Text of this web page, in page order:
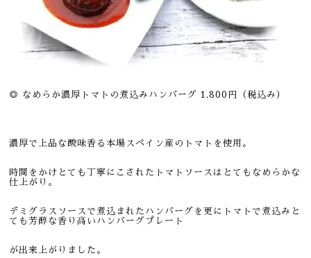
◎ なめらか濃厚トマトの煮込みハンバーグ 1,800円（税込み）
濃厚で上品な酸味香る本場スペイン産のトマトを使用。
時間をかけとても丁寧にこされたトマトソースはとてもなめらかな
仕上がり。
デミグラスソースで煮込まれたハンバーグを更にトマトで煮込みと
ても芳醇な香り高いハンバーグプレート
が出来上がりました。